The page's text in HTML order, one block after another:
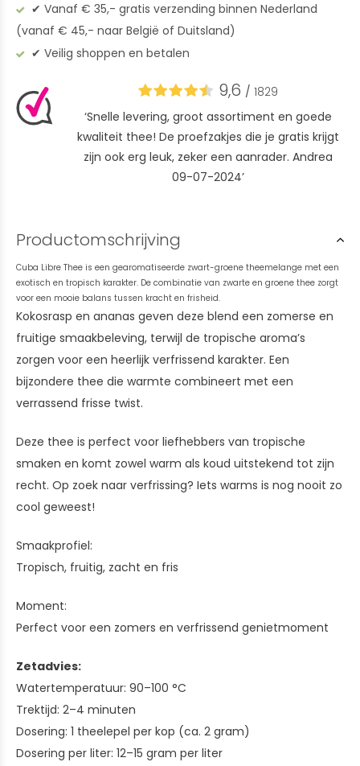
✔︎ Vanaf € 35,- gratis verzending binnen Nederland
(vanaf € 45,- naar België of Duitsland)
✔︎ Veilig shoppen en betalen
9,6 / 1829
‘Snelle levering, groot assortiment en goede
kwaliteit thee! De proefzakjes die je gratis krijgt
zijn ook erg leuk, zeker een aanrader. Andrea
09-07-2024’
Productomschrijving
Cuba Libre Thee is een gearomatiseerde zwart-groene theemelange met een
exotisch en tropisch karakter. De combinatie van zwarte en groene thee zorgt
voor een mooie balans tussen kracht en frisheid.
Kokosrasp en ananas geven deze blend een zomerse en
fruitige smaakbeleving, terwijl de tropische aroma’s
zorgen voor een heerlijk verfrissend karakter. Een
bijzondere thee die warmte combineert met een
verrassend frisse twist.
Deze thee is perfect voor liefhebbers van tropische
smaken en komt zowel warm als koud uitstekend tot zijn
recht. Op zoek naar verfrissing? Iets warms is nog nooit zo
cool geweest!
Smaakprofiel:
Tropisch, fruitig, zacht en fris
Moment:
Perfect voor een zomers en verfrissend genietmoment
Zetadvies:
Watertemperatuur: 90–100 °C
Trektijd: 2–4 minuten
Dosering: 1 theelepel per kop (ca. 2 gram)
Dosering per liter: 12–15 gram per liter